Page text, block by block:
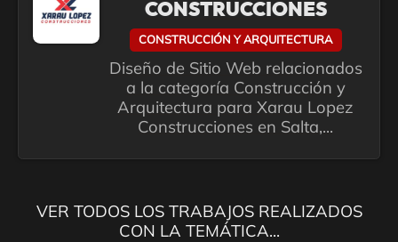
CONSTRUCCIONES
CONSTRUCCIÓN Y ARQUITECTURA
Diseño de Sitio Web relacionados
a la categoría Construcción y
Arquitectura para Xarau Lopez
Construcciones en Salta,...
VER TODOS LOS TRABAJOS REALIZADOS
CON LA TEMÁTICA...